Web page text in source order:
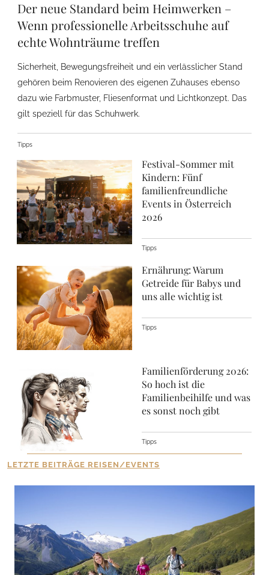
Der neue Standard beim Heimwerken –
Wenn professionelle Arbeitsschuhe auf
echte Wohnträume treffen
Sicherheit, Bewegungsfreiheit und ein verlässlicher Stand
gehören beim Renovieren des eigenen Zuhauses ebenso
dazu wie Farbmuster, Fliesenformat und Lichtkonzept. Das
gilt speziell für das Schuhwerk.
Tipps
Festival-Sommer mit
Kindern: Fünf
familienfreundliche
Events in Österreich
2026
Tipps
Ernährung: Warum
Getreide für Babys und
uns alle wichtig ist
Tipps
Familienförderung 2026:
So hoch ist die
Familienbeihilfe und was
es sonst noch gibt
Tipps
LETZTE BEITRÄGE REISEN/EVENTS